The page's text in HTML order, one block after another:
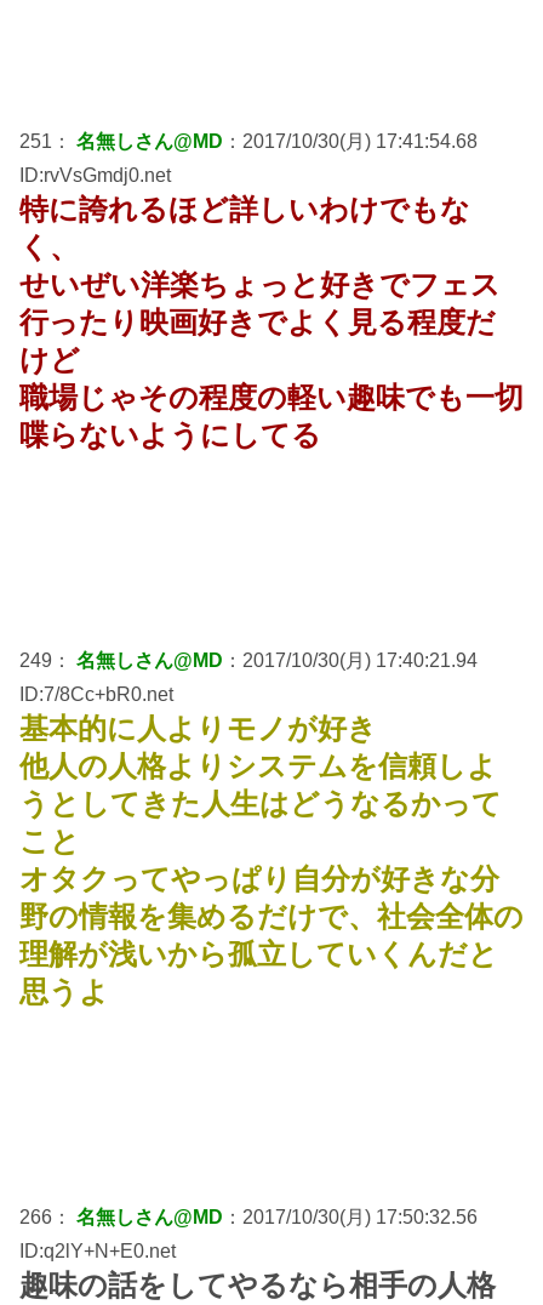
251： 名無しさん@MD ：2017/10/30(月) 17:41:54.68
ID:rvVsGmdj0.net
特に誇れるほど詳しいわけでもな
く、
せいぜい洋楽ちょっと好きでフェス
行ったり映画好きでよく見る程度だ
けど
職場じゃその程度の軽い趣味でも一切
喋らないようにしてる
249： 名無しさん@MD ：2017/10/30(月) 17:40:21.94
ID:7/8Cc+bR0.net
基本的に人よりモノが好き
他人の人格よりシステムを信頼しよ
うとしてきた人生はどうなるかって
こと
オタクってやっぱり自分が好きな分
野の情報を集めるだけで、社会全体の
理解が浅いから孤立していくんだと
思うよ
266： 名無しさん@MD ：2017/10/30(月) 17:50:32.56
ID:q2lY+N+E0.net
趣味の話をしてやるなら相手の人格